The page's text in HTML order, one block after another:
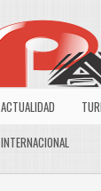
ACTUALIDAD
INTERNACIONAL